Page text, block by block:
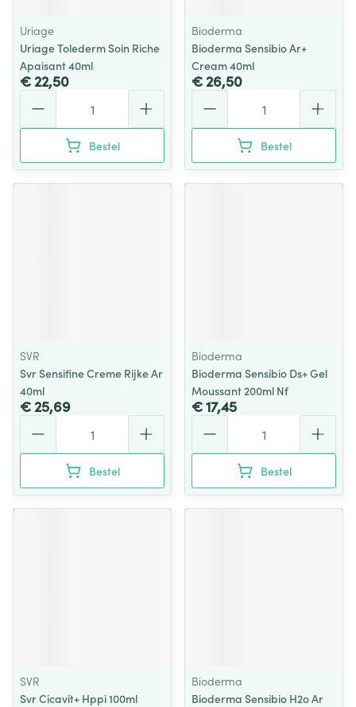
Uriage
Uriage Tolederm Soin Riche
Apaisant 40ml
€ 22,50
Bestel
Bioderma
Bioderma Sensibio Ar+
Cream 40ml
€ 26,50
Bestel
SVR
Svr Sensifine Creme Rijke Ar
40ml
€ 25,69
Bestel
Bioderma
Bioderma Sensibio Ds+ Gel
Moussant 200ml Nf
€ 17,45
Bestel
SVR
Svr Cicavit+ Hppi 100ml
Bioderma
Bioderma Sensibio H2o Ar